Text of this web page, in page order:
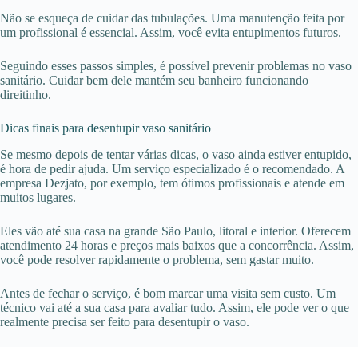
Não se esqueça de cuidar das tubulações. Uma manutenção feita por
um profissional é essencial. Assim, você evita entupimentos futuros.
Seguindo esses passos simples, é possível prevenir problemas no vaso
sanitário. Cuidar bem dele mantém seu banheiro funcionando
direitinho.
Dicas finais para desentupir vaso sanitário
Se mesmo depois de tentar várias dicas, o vaso ainda estiver entupido,
é hora de pedir ajuda. Um serviço especializado é o recomendado. A
empresa Dezjato, por exemplo, tem ótimos profissionais e atende em
muitos lugares.
Eles vão até sua casa na grande São Paulo, litoral e interior. Oferecem
atendimento 24 horas e preços mais baixos que a concorrência. Assim,
você pode resolver rapidamente o problema, sem gastar muito.
Antes de fechar o serviço, é bom marcar uma visita sem custo. Um
técnico vai até a sua casa para avaliar tudo. Assim, ele pode ver o que
realmente precisa ser feito para desentupir o vaso.